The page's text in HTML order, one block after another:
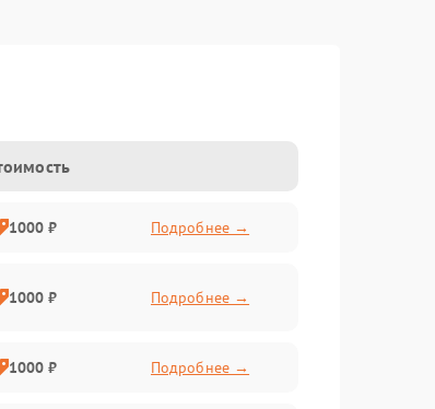
1000 ₽ Подробнее →
1000 ₽ Подробнее →
1000 ₽ Подробнее →